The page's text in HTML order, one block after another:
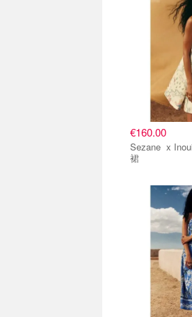
€160.00
Sezane x Inoui Editions 联名挂脖
裙